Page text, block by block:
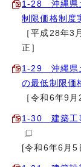
1‐28 沖縄県
制限価格制度
［平成28年3
正］
1‐29 沖縄県
の最低制限価
［令和6年9
1‐30 建築工
[令和6年6月5